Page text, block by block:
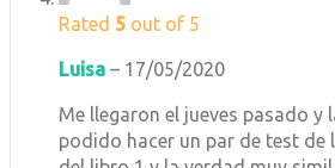
Rated 5 out of 5
Luisa – 17/05/2020
Me llegaron el jueves pasado y
podido hacer un par de test de